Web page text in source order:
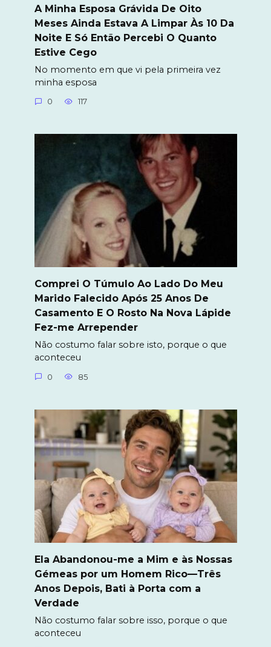
A Minha Esposa Grávida De Oito
Meses Ainda Estava A Limpar Às 10 Da
Noite E Só Então Percebi O Quanto
Estive Cego
No momento em que vi pela primeira vez
minha esposa
0 117
Comprei O Túmulo Ao Lado Do Meu
Marido Falecido Após 25 Anos De
Casamento E O Rosto Na Nova Lápide
Fez-me Arrepender
Não costumo falar sobre isto, porque o que
aconteceu
0 85
Ela Abandonou-me a Mim e às Nossas
Gémeas por um Homem Rico—Três
Anos Depois, Bati à Porta com a
Verdade
Não costumo falar sobre isso, porque o que
aconteceu